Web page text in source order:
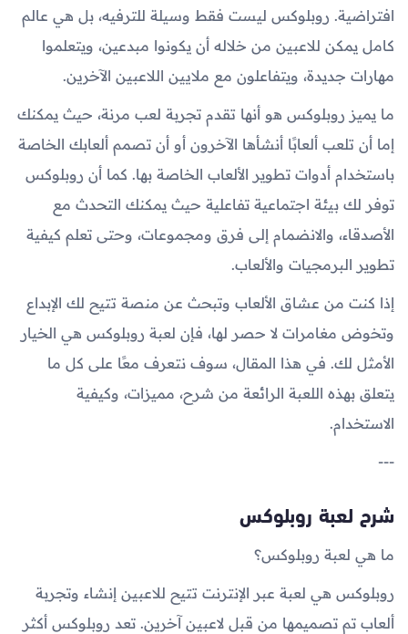
افتراضية. روبلوكس ليست فقط وسيلة للترفيه، بل هي عالم
كامل يمكن للاعبين من خلاله أن يكونوا مبدعين، ويتعلموا
مهارات جديدة، ويتفاعلون مع ملايين اللاعبين الآخرين.
ما يميز روبلوكس هو أنها تقدم تجربة لعب مرنة، حيث يمكنك
إما أن تلعب ألعابًا أنشأها الآخرون أو أن تصمم ألعابك الخاصة
باستخدام أدوات تطوير الألعاب الخاصة بها. كما أن روبلوكس
توفر لك بيئة اجتماعية تفاعلية حيث يمكنك التحدث مع
الأصدقاء، والانضمام إلى فرق ومجموعات، وحتى تعلم كيفية
تطوير البرمجيات والألعاب.
إذا كنت من عشاق الألعاب وتبحث عن منصة تتيح لك الإبداع
وتخوض مغامرات لا حصر لها، فإن لعبة روبلوكس هي الخيار
الأمثل لك. في هذا المقال، سوف نتعرف معًا على كل ما
يتعلق بهذه اللعبة الرائعة من شرح، مميزات، وكيفية
الاستخدام.
---
شرح لعبة روبلوكس
ما هي لعبة روبلوكس؟
روبلوكس هي لعبة عبر الإنترنت تتيح للاعبين إنشاء وتجربة
ألعاب تم تصميمها من قبل لاعبين آخرين. تعد روبلوكس أكثر